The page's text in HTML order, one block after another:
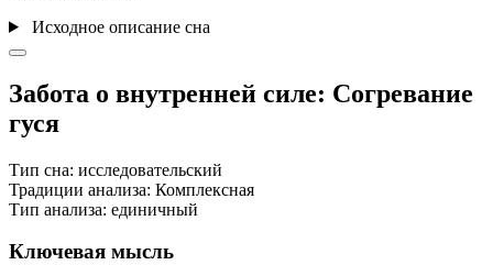
Исходное описание сна
Забота о внутренней силе: Согревание
гуся
Тип сна: исследовательский
Традиции анализа: Комплексная
Тип анализа: единичный
Ключевая мысль